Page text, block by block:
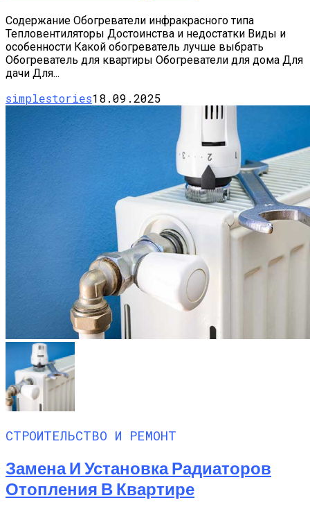
Содержание Обогреватели инфракрасного типа
Тепловентиляторы Достоинства и недостатки Виды и
особенности Какой обогреватель лучше выбрать
Обогреватель для квартиры Обогреватели для дома Для
дачи Для...
simplestories18.09.2025
СТРОИТЕЛЬСТВО И РЕМОНТ
Замена И Установка Радиаторов
Отопления В Квартире